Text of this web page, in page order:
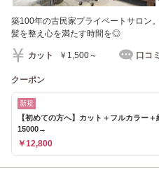
築100年の古民家プライベートサロン
髪を整え心を満たす時間を◎
カット ￥1,500～ 口コミ
クーポン
新規
【初めての方へ】カット＋フルカラー
15000→
￥12,800